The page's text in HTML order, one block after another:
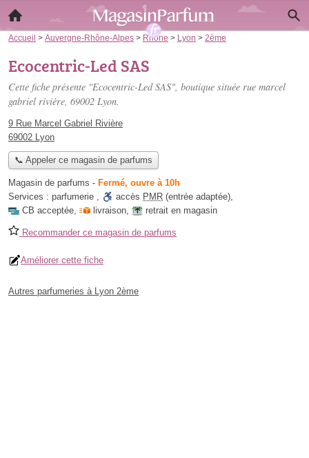
Accueil > Auvergne-Rhône-Alpes > Rhône > Lyon > 2ème
Ecocentric-Led SAS
Cette fiche présente "Ecocentric-Led SAS", boutique située rue marcel
gabriel rivière, 69002 Lyon.
9 Rue Marcel Gabriel Rivière
69002 Lyon
📞 Appeler ce magasin de parfums
Magasin de parfums - Fermé, ouvre à 10h
Services : parfumerie , accès PMR (entrée adaptée),
CB acceptée, livraison, retrait en magasin
Recommander ce magasin de parfums
Améliorer cette fiche
Autres parfumeries à Lyon 2ème